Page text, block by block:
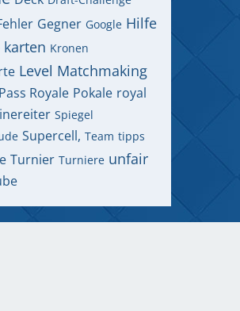
Gegner Google Hilfe
karten Kronen
Level Matchmaking
Pass Royale Pokale royal
Spiegel
Supercell, Team tipps
Turnier Turniere unfair